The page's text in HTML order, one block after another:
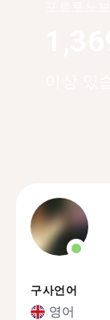
구사언어
영어